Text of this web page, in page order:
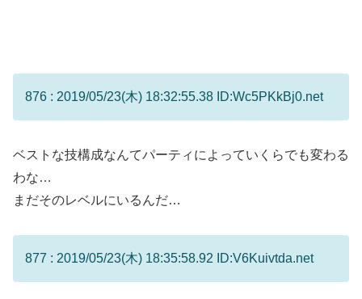
876 : 2019/05/23(木) 18:32:55.38 ID:Wc5PKkBj0.net
ベストな技構成なんてパーティによっていくらでも変わる
わな…
まだそのレベルにいるんだ…
877 : 2019/05/23(木) 18:35:58.92 ID:V6Kuivtda.net